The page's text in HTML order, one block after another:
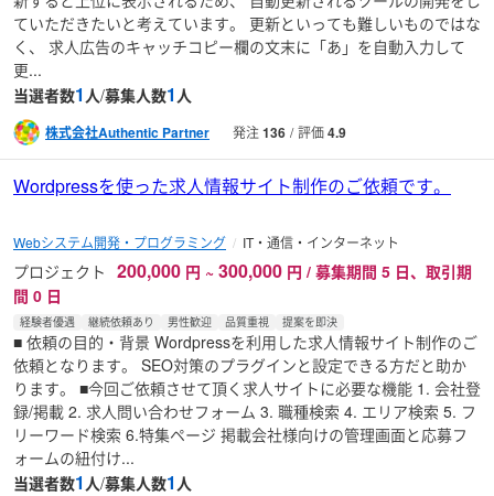
ていただきたいと考えています。 更新といっても難しいものではな
く、 求人広告のキャッチコピー欄の文末に「あ」を自動入力して
更...
当選者数1 人/募集人数1 人
株式会社Authentic Partner 発注136 評価4.9
Wordpressを使った求人情報サイト制作のご依頼です。
Webシステム開発・プログラミング IT・通信・インターネット
プロジェクト 200,000 円 ~ 300,000 円 / 募集期間 5 日、取引期
間 0 日
経験者優遇 継続依頼あり 男性歓迎 品質重視 提案を即決
■ 依頼の目的・背景 Wordpressを利用した求人情報サイト制作のご
依頼となります。 SEO対策のプラグインと設定できる方だと助か
ります。 ■今回ご依頼させて頂く求人サイトに必要な機能 1. 会社登
録/掲載 2. 求人問い合わせフォーム 3. 職種検索 4. エリア検索 5. フ
リーワード検索 6.特集ページ 掲載会社様向けの管理画面と応募フ
ォームの紐付け...
当選者数1 人/募集人数1 人